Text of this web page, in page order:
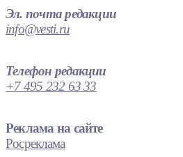
Эл. почта редакции
info@vesti.ru
Телефон редакции
+7 495 232 63 33
Реклама на сайте
Росреклама